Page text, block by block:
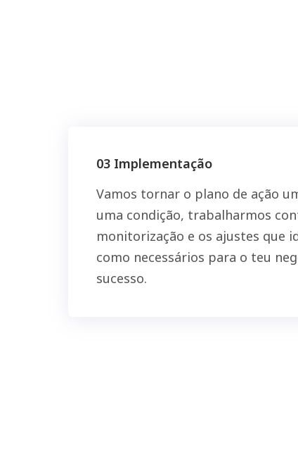
03 Implementação
Vamos tornar o plano de ação
uma condição, trabalharmos
monitorização e os ajustes que
como necessários para o teu
sucesso.